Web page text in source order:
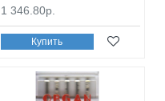
1 346.80р.
Купить